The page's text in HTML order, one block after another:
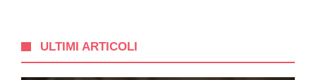
ULTIMI ARTICOLI